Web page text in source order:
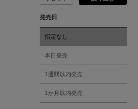
SANDAL
ANDERSONS
ANTIPAST
レッド
オレンジ
シルバー
発売日
指定なし
本日発売
1週間以内発売
1か月以内発売